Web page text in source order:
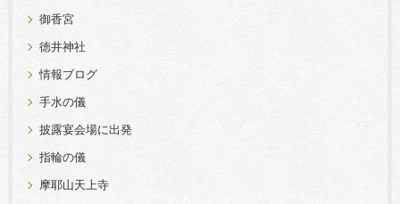
御香宮
徳井神社
情報ブログ
手水の儀
披露宴会場に出発
指輪の儀
摩耶山天上寺